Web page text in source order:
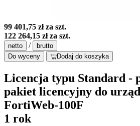
99 401,75 złza szt.
122 264,15 złza szt.
netto /
brutto
Do wyceny
Dodaj do koszyka
Licencja typu Standard -
pakiet licencyjny do
FortiWeb-100F
1 rok